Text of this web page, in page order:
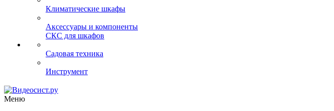
Климатические шкафы
Аксессуары и компоненты
СКС для шкафов
Садовая техника
Инструмент
Меню